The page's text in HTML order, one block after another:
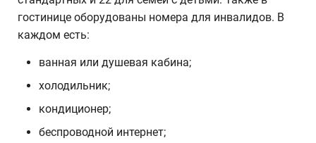
гостинице оборудованы номера для инвалидов. В
каждом есть:
ванная или душевая кабина;
холодильник;
кондиционер;
беспроводной интернет;